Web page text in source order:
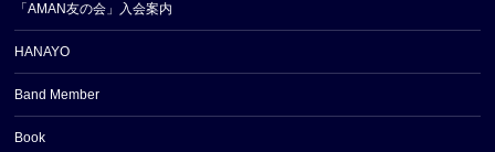
「AMAN友の会」入会案内
HANAYO
Band Member
Book